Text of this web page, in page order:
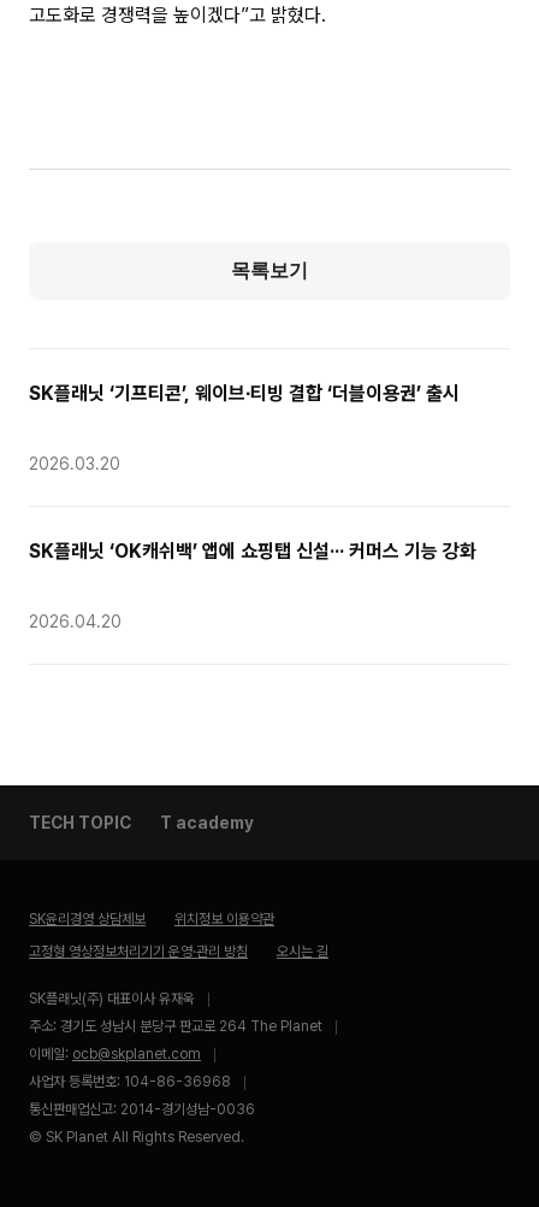
고도화로 경쟁력을 높이겠다”고 밝혔다.
목록보기
SK플래닛 ‘기프티콘’, 웨이브∙티빙 결합 ‘더블이용권’ 출시
2026.03.20
SK플래닛 ‘OK캐쉬백’ 앱에 쇼핑탭 신설··· 커머스 기능 강화
2026.04.20
TECH TOPIC T academy
SK윤리경영 상담제보
위치정보 이용약관
고정형 영상정보처리기기 운영·관리 방침
오시는 길
SK플래닛(주) 대표이사 유재욱
주소: 경기도 성남시 분당구 판교로 264 The Planet
이메일: ocb@skplanet.com
사업자 등록번호: 104-86-36968
통신판매업신고: 2014-경기성남-0036
© SK Planet All Rights Reserved.